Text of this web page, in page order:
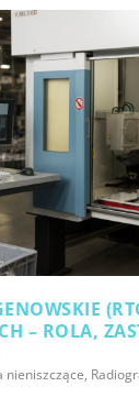
– ROLA,
nieniszczące,